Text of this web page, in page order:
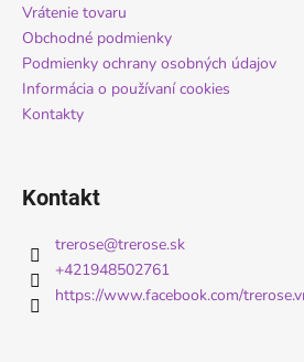
Vrátenie tovaru
Obchodné podmienky
Podmienky ochrany osobných údajov
Informácia o používaní cookies
Kontakty
Kontakt
trerose@trerose.sk
+421948502761
https://www.facebook.com/